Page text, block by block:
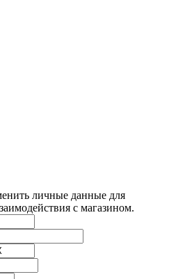
личные данные для
с магазином.